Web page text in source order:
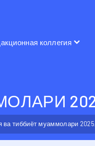
коллегия
ва тиббиёт муаммолари